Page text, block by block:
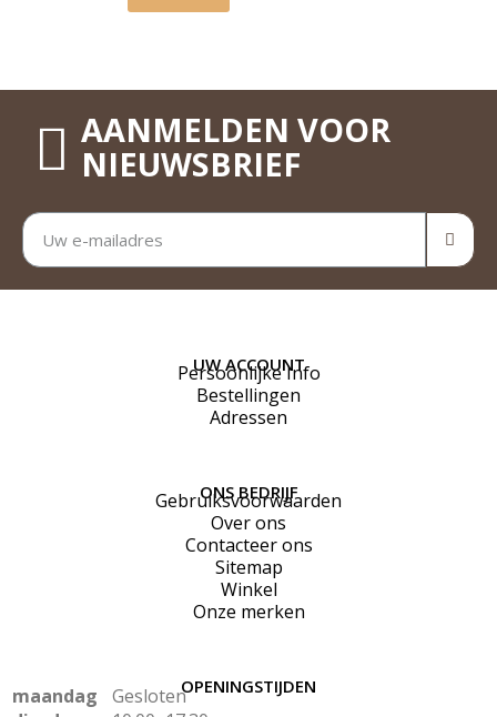
AANMELDEN VOOR
NIEUWSBRIEF
UW ACCOUNT
Persoonlijke Info
Bestellingen
Adressen
ONS BEDRIJF
Gebruiksvoorwaarden
Over ons
Contacteer ons
Sitemap
Winkel
Onze merken
OPENINGSTIJDEN
maandag
Gesloten